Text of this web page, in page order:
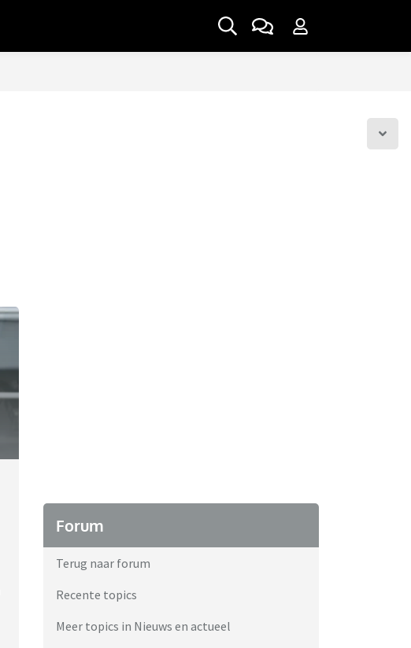
Forum
Terug naar forum
Recente topics
Meer topics in Nieuws en actueel